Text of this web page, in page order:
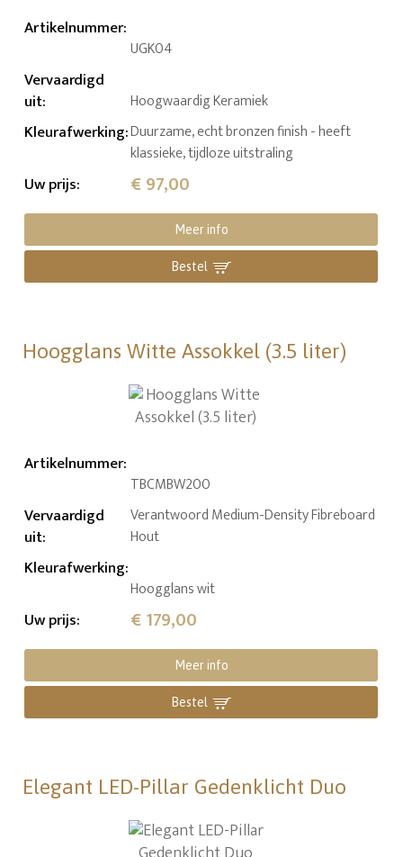
Artikelnummer:
UGK04
Vervaardigd
uit: Hoogwaardig Keramiek
Kleurafwerking:Duurzame, echt bronzen finish - heeft
klassieke, tijdloze uitstraling
Uw prijs: € 97,00
Meer info
Bestel
Hoogglans Witte Assokkel (3.5 liter)
Artikelnummer:
TBCMBW200
Vervaardigd
uit:
Verantwoord Medium-Density Fibreboard
Hout
Kleurafwerking:
Hoogglans wit
Uw prijs: € 179,00
Meer info
Bestel
Elegant LED-Pillar Gedenklicht Duo